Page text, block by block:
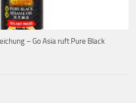
– Go Asia ruft Pure Black